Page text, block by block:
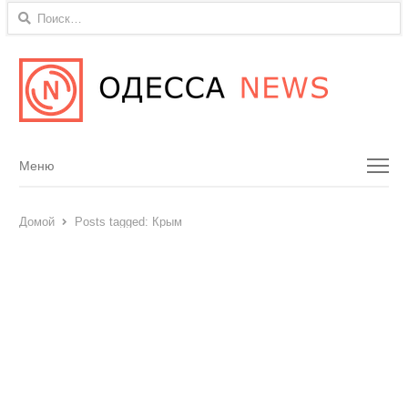
Найти:
Menu
Меню
Домой Posts tagged: Крым